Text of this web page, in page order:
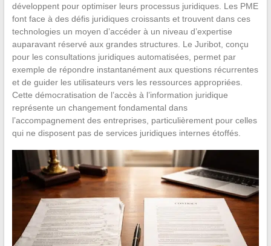
développent pour optimiser leurs processus juridiques. Les PME
font face à des défis juridiques croissants et trouvent dans ces
technologies un moyen d’accéder à un niveau d’expertise
auparavant réservé aux grandes structures. Le Juribot, conçu
pour les consultations juridiques automatisées, permet par
exemple de répondre instantanément aux questions récurrentes
et de guider les utilisateurs vers les ressources appropriées.
Cette démocratisation de l’accès à l’information juridique
représente un changement fondamental dans
l’accompagnement des entreprises, particulièrement pour celles
qui ne disposent pas de services juridiques internes étoffés.